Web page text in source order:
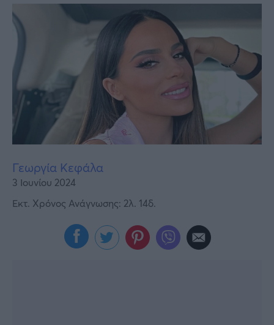
Viral
Κουζίνα
Γεωργία Κεφάλα
3 Ιουνίου 2024
Εκτ. Χρόνος Ανάγνωσης: 2λ. 14δ.